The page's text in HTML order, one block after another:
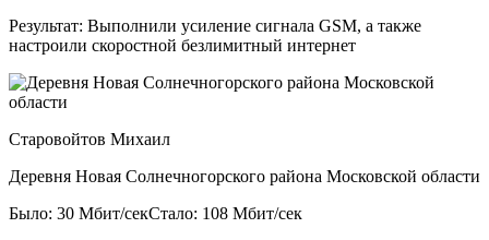
Результат: Выполнили усиление сигнала GSM, а также
настроили скоростной безлимитный интернет
Старовойтов Михаил
Деревня Новая Солнечногорского района Московской области
Было: 30 Мбит/секСтало: 108 Мбит/сек